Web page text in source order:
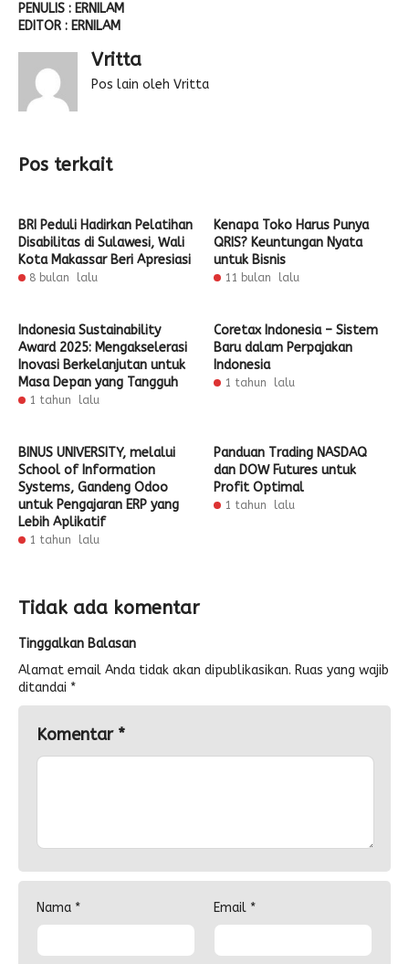
PENULIS : ERNILAM
EDITOR : ERNILAM
Vritta
Pos lain oleh Vritta
Pos terkait
BRI Peduli Hadirkan Pelatihan
Disabilitas di Sulawesi, Wali
Kota Makassar Beri Apresiasi
8 bulan lalu
Kenapa Toko Harus Punya
QRIS? Keuntungan Nyata
untuk Bisnis
11 bulan lalu
Indonesia Sustainability
Award 2025: Mengakselerasi
Inovasi Berkelanjutan untuk
Masa Depan yang Tangguh
1 tahun lalu
Coretax Indonesia – Sistem
Baru dalam Perpajakan
Indonesia
1 tahun lalu
BINUS UNIVERSITY, melalui
School of Information
Systems, Gandeng Odoo
untuk Pengajaran ERP yang
Lebih Aplikatif
1 tahun lalu
Panduan Trading NASDAQ
dan DOW Futures untuk
Profit Optimal
1 tahun lalu
Tidak ada komentar
Tinggalkan Balasan
Alamat email Anda tidak akan dipublikasikan. Ruas yang wajib
ditandai *
Komentar *
Nama * Email *